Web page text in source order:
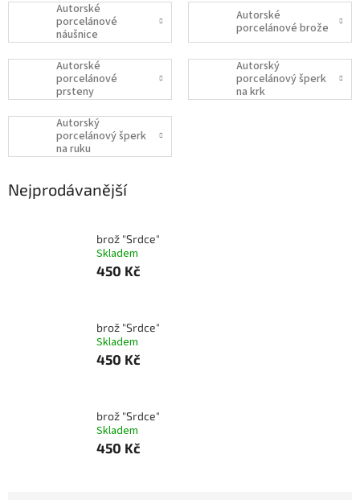
Autorské
porcelánové
náušnice
Autorské
porcelánové brože
Autorské
porcelánové
prsteny
Autorský
porcelánový šperk
na krk
Autorský
porcelánový šperk
na ruku
Nejprodávanější
brož "Srdce"
Skladem
450 Kč
brož "Srdce"
Skladem
450 Kč
brož "Srdce"
Skladem
450 Kč